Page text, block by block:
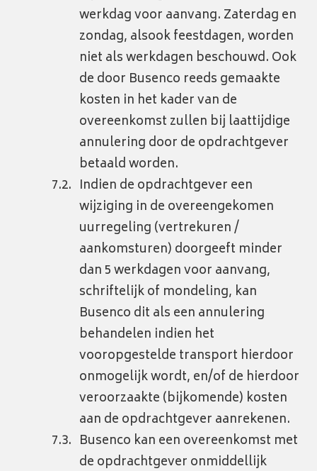
werkdag voor aanvang. Zaterdag en
zondag, alsook feestdagen, worden
niet als werkdagen beschouwd. Ook
de door Busenco reeds gemaakte
kosten in het kader van de
overeenkomst zullen bij laattijdige
annulering door de opdrachtgever
betaald worden.
Indien de opdrachtgever een
wijziging in de overeengekomen
uurregeling (vertrekuren /
aankomsturen) doorgeeft minder
dan 5 werkdagen voor aanvang,
schriftelijk of mondeling, kan
Busenco dit als een annulering
behandelen indien het
vooropgestelde transport hierdoor
onmogelijk wordt, en/of de hierdoor
veroorzaakte (bijkomende) kosten
aan de opdrachtgever aanrekenen.
Busenco kan een overeenkomst met
de opdrachtgever onmiddellijk